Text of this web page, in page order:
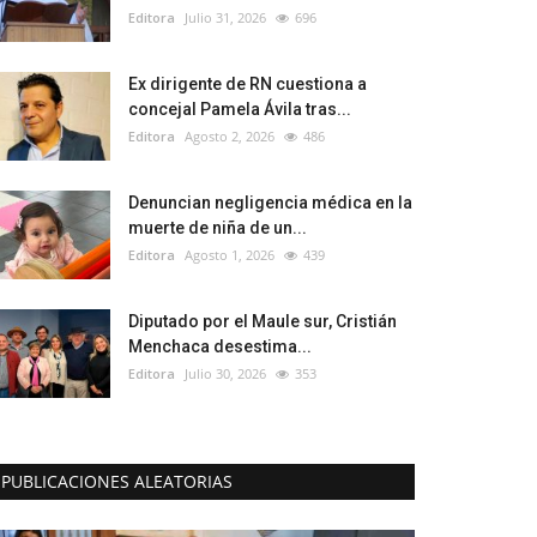
Editora Julio 31, 2026 696
Ex dirigente de RN cuestiona a
concejal Pamela Ávila tras...
Editora Agosto 2, 2026 486
Denuncian negligencia médica en la
muerte de niña de un...
Editora Agosto 1, 2026 439
Diputado por el Maule sur, Cristián
Menchaca desestima...
Editora Julio 30, 2026 353
PUBLICACIONES ALEATORIAS